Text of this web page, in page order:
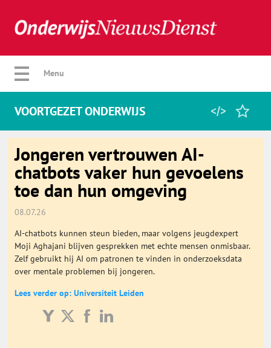
Verberg menu
Home
Favorieten
Algemeen
Basisonderwijs
Menu
VOORTGEZET ONDERWIJS
Jongeren vertrouwen AI-
chatbots vaker hun gevoelens
toe dan hun omgeving
08.07.26
AI-chatbots kunnen steun bieden, maar volgens jeugdexpert
Moji Aghajani blijven gesprekken met echte mensen onmisbaar.
Zelf gebruikt hij AI om patronen te vinden in onderzoeksdata
over mentale problemen bij jongeren.
Lees verder op: Universiteit Leiden